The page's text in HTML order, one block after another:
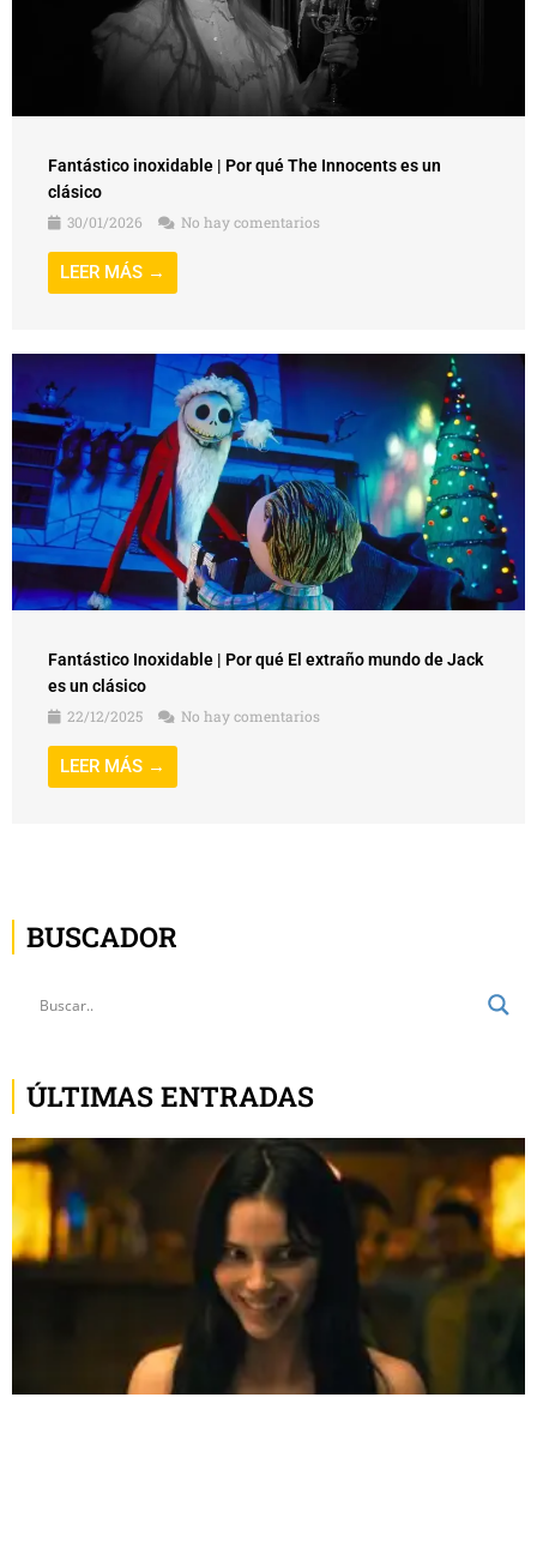
Fantástico inoxidable | Por qué The Innocents es un
clásico
30/01/2026
No hay comentarios
LEER MÁS →
Fantástico Inoxidable | Por qué El extraño mundo de Jack
es un clásico
22/12/2025
No hay comentarios
LEER MÁS →
BUSCADOR
ÚLTIMAS ENTRADAS